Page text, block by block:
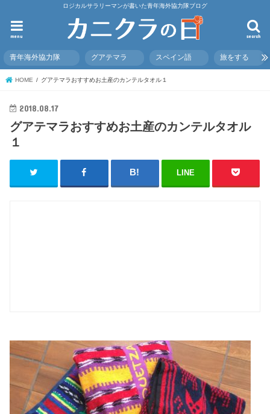
ロジカルサラリーマンが書いた青年海外協力隊ブログ
search
menu
青年海外協力隊 グアテマラ スペイン語 旅をする
HOME グアテマラおすすめお土産のカンテルタオル１
2018.08.17
グアテマラおすすめお土産のカンテルタオル
１
LINE